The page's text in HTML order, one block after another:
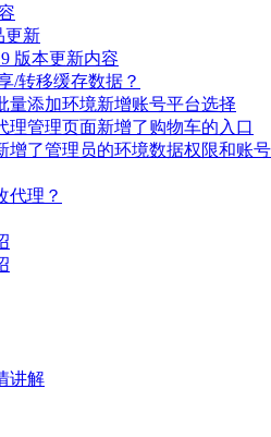
更新
版本更新内容
/转移缓存数据？
量添加环境新增账号平台选择
理管理页面新增了购物车的入口
增了管理员的环境数据权限和账号
代理？
讲解